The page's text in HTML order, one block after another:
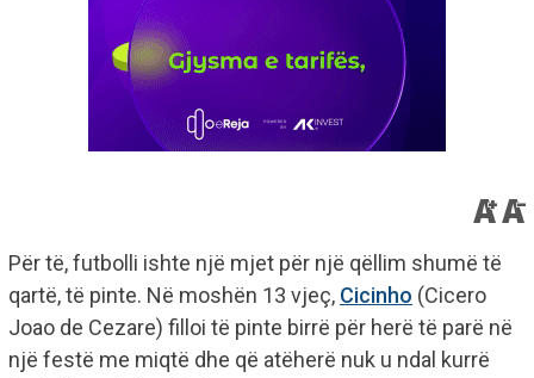
Për të, futbolli ishte një mjet për një qëllim shumë të
qartë, të pinte. Në moshën 13 vjeç, Cicinho (Cicero
Joao de Cezare) filloi të pinte birrë për herë të parë në
një festë me miqtë dhe që atëherë nuk u ndal kurrë